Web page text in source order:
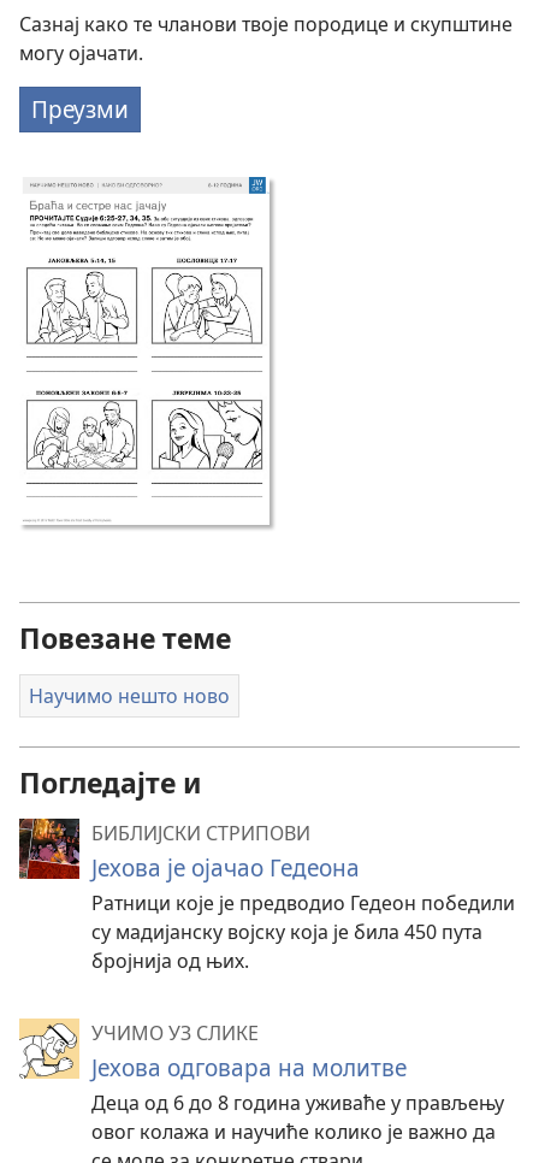
Сазнај како те чланови твоје породице и скупштине
могу ојачати.
Преузми
Повезане теме
Научимо нешто ново
Погледајте и
БИБЛИЈСКИ СТРИПОВИ
Јехова је ојачао Гедеона
Ратници које је предводио Гедеон победили
су мадијанску војску која је била 450 пута
бројнија од њих.
УЧИМО УЗ СЛИКЕ
Јехова одговара на молитве
Деца од 6 до 8 година уживаће у прављењу
овог колажа и научиће колико је важно да